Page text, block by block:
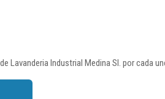
Industrial Medina Sl. por cada